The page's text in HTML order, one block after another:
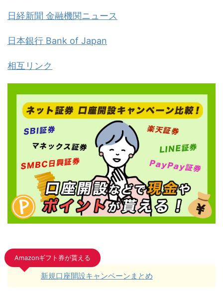
日経新聞 金融機関ニュース
日本銀行 Bank of Japan
相互リンク
Amazonギフト券が貰える
新規口座開設キャンペーンまとめ